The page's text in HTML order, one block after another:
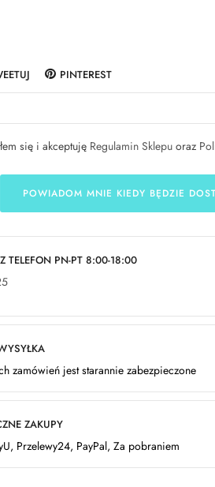
PINTEREST
się i akceptuję Regulamin Sklepu oraz
POWIADOM MNIE KIEDY BĘDZIE
TELEFON PN-PT 8:00-18:00
zamówień jest starannie zabezpieczone
ZAKUPY
Przelewy24, PayPal, Za pobraniem